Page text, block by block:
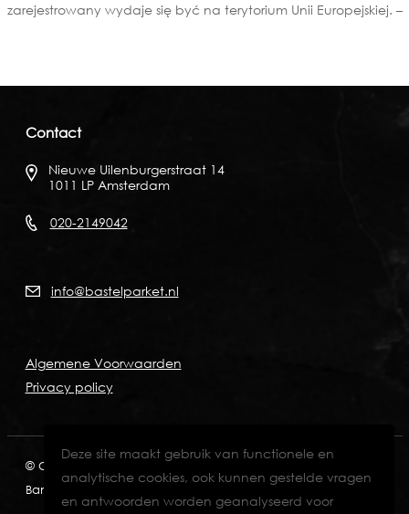
Deze site maakt gebruik van functionele en
analytische cookies, ook kunnen gestelde vragen
en antwoorden worden geanalyseerd voor
zarejestrowany wydaje się być na terytorium Unii Europejskiej. –
Contact
Nieuwe Uilenburgerstraat 14
1011 LP Amsterdam
020-2149042
info@bastelparket.nl
Algemene Voorwaarden
Privacy policy
© Copyright 2026 KVK: 60772697
Bank: NL82INGB0006711429